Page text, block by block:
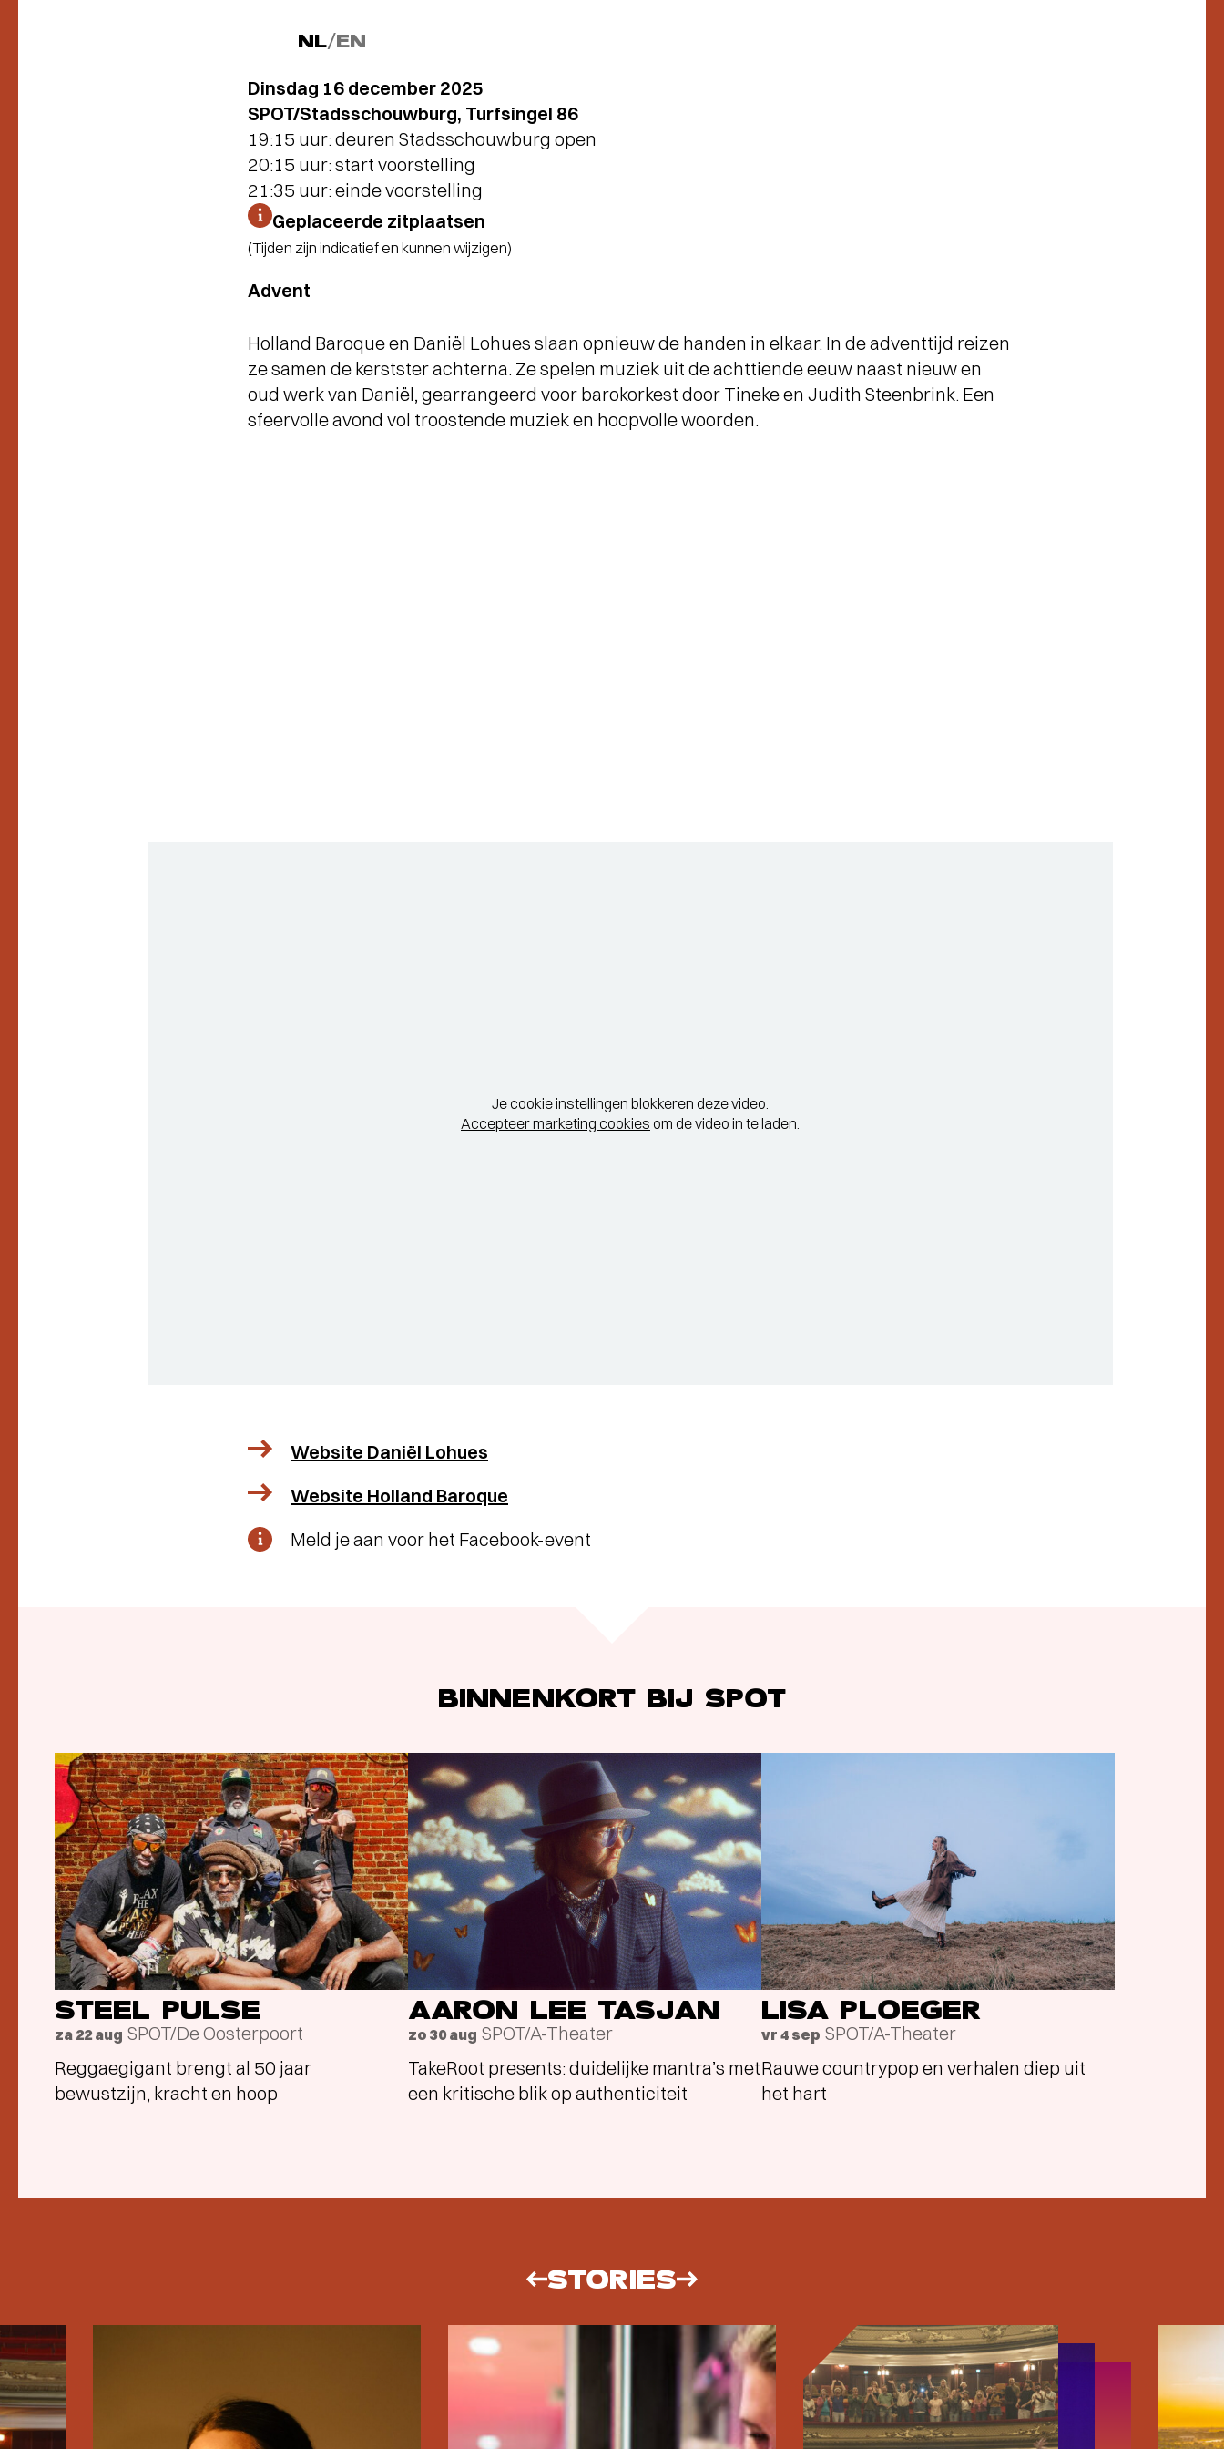
NL/EN
Dinsdag 16 december 2025
SPOT/Stadsschouwburg, Turfsingel 86
19:15 uur: deuren Stadsschouwburg open
20:15 uur: start voorstelling
21:35 uur: einde voorstelling
Geplaceerde zitplaatsen
(Tijden zijn indicatief en kunnen wijzigen)
Advent
Holland Baroque en Daniël Lohues slaan opnieuw de handen in elkaar. In de adventtijd reizen
ze samen de kerstster achterna. Ze spelen muziek uit de achttiende eeuw naast nieuw en
oud werk van Daniël, gearrangeerd voor barokorkest door Tineke en Judith Steenbrink. Een
sfeervolle avond vol troostende muziek en hoopvolle woorden.
Je cookie instellingen blokkeren deze video.
Accepteer marketing cookies om de video in te laden.
Website Daniël Lohues
Website Holland Baroque
Meld je aan voor het Facebook-event
BINNENKORT BIJ SPOT
STEEL PULSE
za 22 aug SPOT/De Oosterpoort
Reggaegigant brengt al 50 jaar
bewustzijn, kracht en hoop
AARON LEE TASJAN
zo 30 aug SPOT/A-Theater
TakeRoot presents: duidelijke mantra’s met
een kritische blik op authenticiteit
LISA PLOEGER
vr 4 sep SPOT/A-Theater
Rauwe countrypop en verhalen diep uit
het hart
STORIES